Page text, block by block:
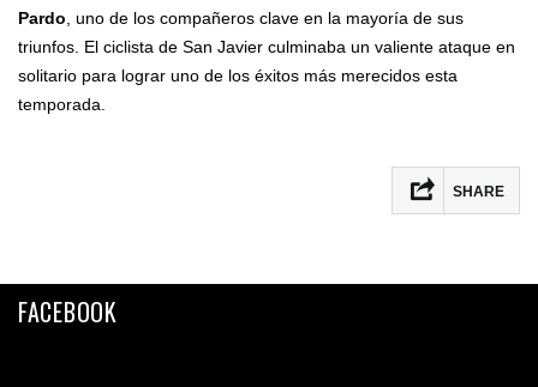
Pardo , uno de los compañeros clave en la mayoría de sus
triunfos. El ciclista de San Javier culminaba un valiente ataque en
solitario para lograr uno de los éxitos más merecidos esta
temporada.
SHARE
Twitter
FACEBOOK